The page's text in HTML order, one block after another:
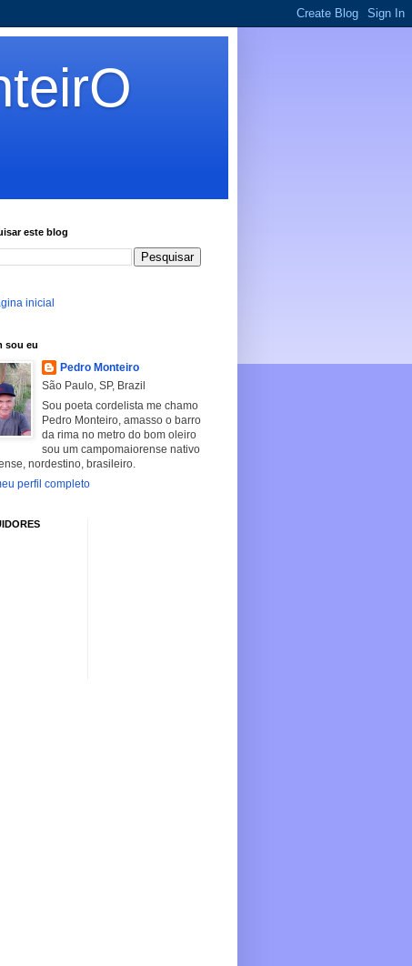
este blog
inicial
sou eu
Pedro Monteiro
São Paulo, SP, Brazil
Sou poeta cordelista me chamo
Pedro Monteiro, amasso o barro
da rima no metro do bom oleiro
sou um campomaiorense nativo
nordestino, brasileiro.
perfil completo